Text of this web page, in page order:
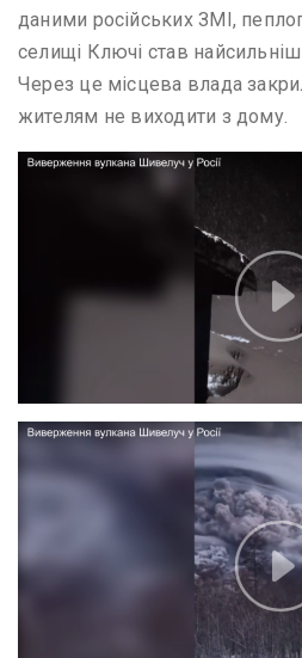
даними російських ЗМІ,
селищі Ключі став
Через це місцева влада
жителям не виходити з дому.